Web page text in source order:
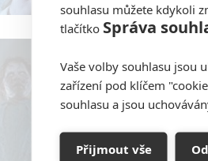
souhlasu můžete kdykoli
tlačítko Správa
Vaše volby souhlasu jsou
zařízení pod klíčem
souhlasu a jsou
Přijmout vše